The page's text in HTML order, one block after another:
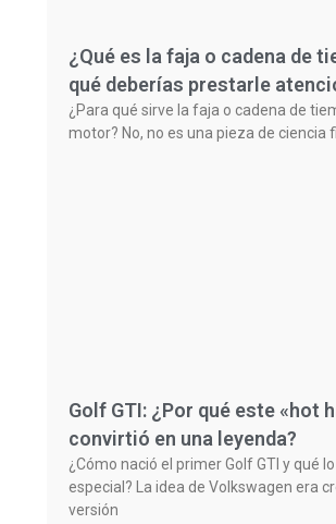
¿Qué es la faja o cadena de
qué deberías prestarle
¿Para qué sirve la faja o cadena de
motor? No, no es una pieza de ciencia
Golf GTI: ¿Por qué este «hot
convirtió en una leyenda?
¿Cómo nació el primer Golf GTI y qué
especial? La idea de Volkswagen era
versión